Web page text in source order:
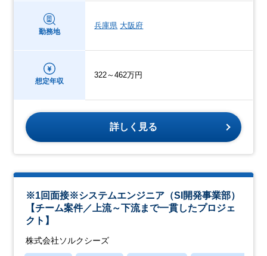
勤務地
兵庫県 大阪府
想定年収
322～462万円
詳しく見る
※1回面接※システムエンジニア（SI開発事業部）
【チーム案件／上流～下流まで一貫したプロジェ
クト】
株式会社ソルクシーズ